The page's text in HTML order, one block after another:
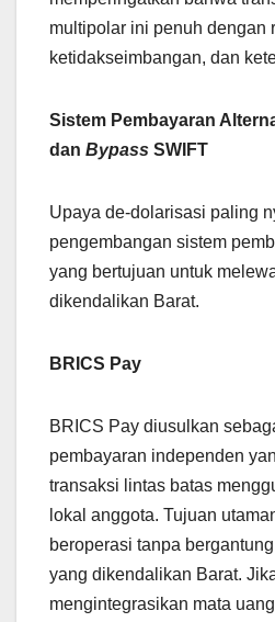
multipolar ini penuh dengan
ketidakseimbangan, dan
Sistem Pembayaran
dan Bypass SWIFT
Upaya de-dolarisasi paling
pengembangan sistem
yang bertujuan untuk
dikendalikan Barat.
BRICS Pay
BRICS Pay diusulkan
pembayaran independen
transaksi lintas batas
lokal anggota. Tujuan
beroperasi tanpa
yang dikendalikan Barat.
mengintegrasikan mata